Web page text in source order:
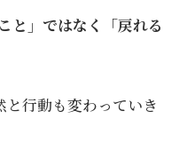
と」ではなく「戻れる
行動も変わっていき